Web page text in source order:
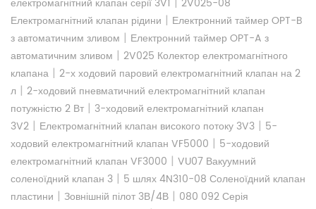
Електромагнітний клапан рідини | Електронний таймер OPT-B
з автоматичним зливом | Електронний таймер OPT-A з
автоматичним зливом | 2V025 Колектор електромагнітного
клапана | 2-х ходовий паровий електромагнітний клапан на 2
л | 2-ходовий пневматичний електромагнітний клапан
потужністю 2 Вт | 3-ходовий електромагнітний клапан
3V2 | Електромагнітний клапан високого потоку 3V3 | 5-
ходовий електромагнітний клапан VF5000 | 5-ходовий
електромагнітний клапан VF3000 | VU07 Вакуумний
соленоїдний клапан 3 | 5 шлях 4N310-08 Соленоїдний клапан
пластини | Зовнішній пілот 3В/4В | 080 092 Серія